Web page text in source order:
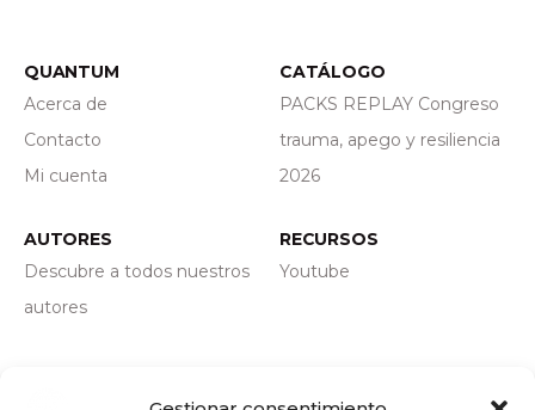
QUANTUM
Acerca de
Contacto
Mi cuenta
AUTORES
Descubre a todos nuestros
autores
CATÁLOGO
PACKS REPLAY Congreso
trauma, apego y resiliencia
2026
RECURSOS
Youtube